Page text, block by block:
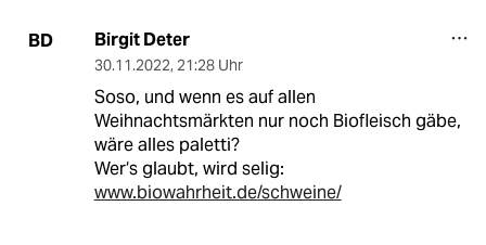
BD Birgit Deter
30.11.2022, 21:28 Uhr
Soso, und wenn es auf allen
Weihnachtsmärkten nur noch Biofleisch gäbe,
wäre alles paletti?
Wer‘s glaubt, wird selig:
www.biowahrheit.de/schweine/